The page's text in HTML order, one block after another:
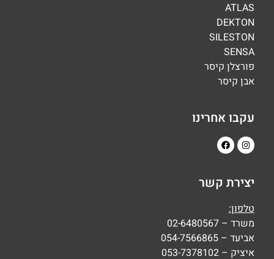
ATLAS
DEKTON
SILESTON
SENSA
פורצלן קיסר
אבן קיסר
עקבו אחרינו
יצירת קשר
טלפון:
משרד – 02-6480567
אביעד – 054-7566865
איציק – 053-7378102